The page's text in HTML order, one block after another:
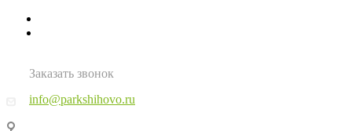
Заказать звонок
info@parkshihovo.ru